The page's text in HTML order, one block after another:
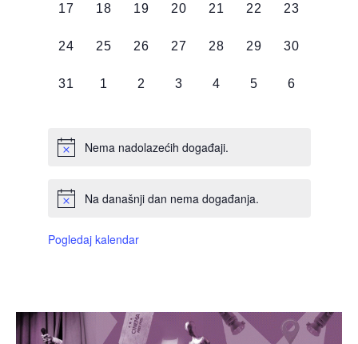
0
17
0
18
0
19
0
20
0
21
0
22
0
23
0
24
0
25
0
26
0
27
0
28
0
29
0
30
0
31
0
1
0
2
0
3
0
4
0
5
0
6
Nema nadolazećih događaji.
Na današnji dan nema događanja.
Pogledaj kalendar